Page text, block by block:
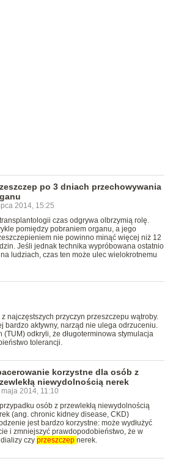
po 3 dniach przechowywania
2014, 15:25
czas odgrywa olbrzymią rolę.
pomiędzy pobraniem organu, a jego
nie powinno minąć więcej niż 12
Jeśli jednak technika wypróbowana ostatnio
ludziach, czas ten może ulec wielokrotnemu
najczęstszych przyczyn przeszczepu wątroby.
bardzo aktywny, narząd nie ulega odrzuceniu.
odkryli, że długoterminowa stymulacja
tolerancji.
korzystne dla osób z
niewydolnością nerek
maja 2014, 11:10
osób z przewlekłą niewydolnością
(ang. chronic kidney disease, CKD)
jest bardzo korzystne: może wydłużyć
i zmniejszyć prawdopodobieństwo, że w
czy przeszczep nerek.